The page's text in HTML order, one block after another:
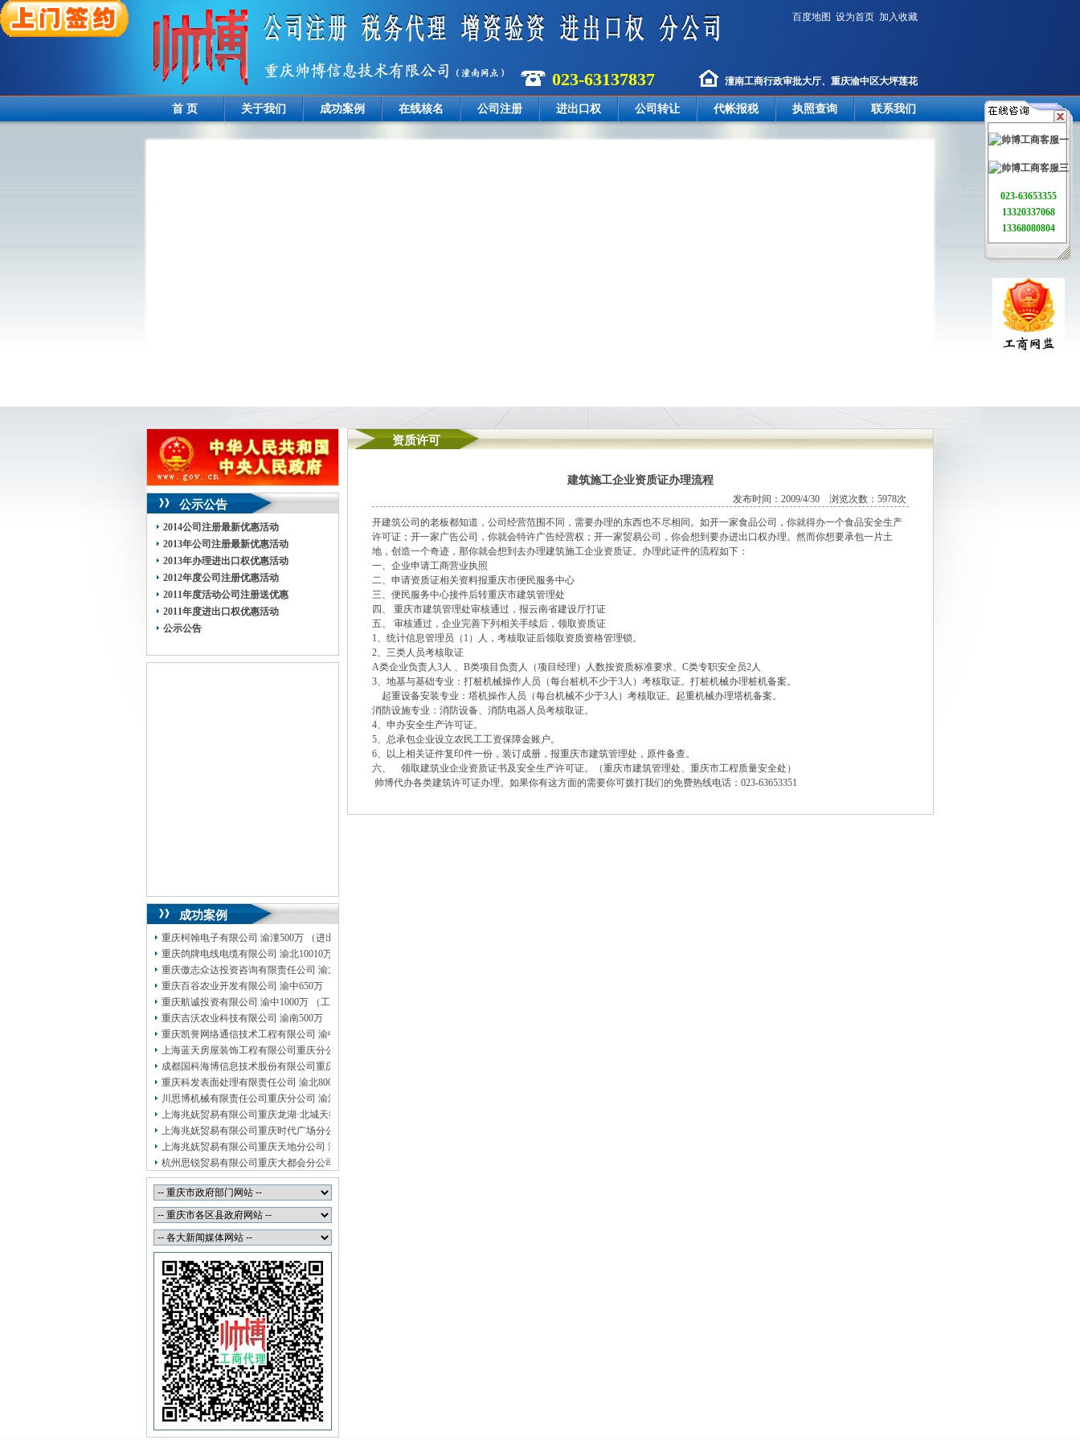
百度地图 设为首页 加入收藏
023-63137837
潼南工商行政审批大厅、重庆渝中区大坪莲花
国际
首 页 关于我们 成功案例 在线核名 公司注册 进出口权 公司转让 代帐报税 执照查询 联系我们
公示公告
2014公司注册最新优惠活动
2013年公司注册最新优惠活动
2013年办理进出口权优惠活动
2012年度公司注册优惠活动
2011年度活动公司注册送优惠
2011年度进出口权优惠活动
公示公告
成功案例
重庆柯翰电子有限公司 渝潼500万 （进出口权）
重庆鸽牌电线电缆有限公司 渝北10010万 (进出口权)
重庆傲志众达投资咨询有限责任公司 渝九1000万 （增资）
重庆百谷农业开发有限公司 渝中650万 （注册）
重庆航诚投资有限公司 渝中1000万 （工商注册）
重庆吉沃农业科技有限公司 渝南500万 （工商注册）
重庆凯誉网络通信技术工程有限公司 渝中300万 （工商变更）
上海蓝天房屋装饰工程有限公司重庆分公司 渝北 （工商注册）
成都国科海博信息技术股份有限公司重庆分公司 渝江 （工商注册）
重庆科发表面处理有限责任公司 渝北800万 （进出口权）
川思博机械有限责任公司重庆分公司 渝江 （工商注册）
上海兆妩贸易有限公司重庆龙湖·北城天街分公司 （工商注册）
上海兆妩贸易有限公司重庆时代广场分公司 渝中 （工商注册）
上海兆妩贸易有限公司重庆天地分公司 渝中 （工商注册）
杭州思锐贸易有限公司重庆大都会分公司 渝中 工商注册
杭州思锐贸易有限公司重庆分公司 渝中 （工商注册）
重庆福安药业集团凯斯特医药有限公司 渝新100万 （进出口权）
重庆斯帕索商贸有限公司 渝中500万 （进出口权）
重庆臣夫商贸有限公司 （执照专让）
重庆卿倾商贸有限责任公司 渝江100万 （工商注册）
资质许可
建筑施工企业资质证办理流程
发布时间：2009/4/30 浏览次数：5978次
开建筑公司的老板都知道，公司经营范围不同，需要办理的东西也不尽相同。如开一家食品公司，你就得办一个食品安全生产
许可证；开一家广告公司，你就会特许广告经营权；开一家贸易公司，你会想到要办进出口权办理。然而你想要承包一片土
地，创造一个奇迹，那你就会想到去办理建筑施工企业资质证。办理此证件的流程如下：
一、企业申请工商营业执照
二、申请资质证相关资料报重庆市便民服务中心
三、便民服务中心接件后转重庆市建筑管理处
四、 重庆市建筑管理处审核通过，报云南省建设厅打证
五、 审核通过，企业完善下列相关手续后，领取资质证
1、统计信息管理员（1）人，考核取证后领取资质资格管理锁。
2、三类人员考核取证
A类企业负责人3人 、B类项目负责人（项目经理）人数按资质标准要求、C类专职安全员2人
3、地基与基础专业：打桩机械操作人员（每台桩机不少于3人）考核取证。打桩机械办理桩机备案。
起重设备安装专业：塔机操作人员（每台机械不少于3人）考核取证。起重机械办理塔机备案。
消防设施专业：消防设备、消防电器人员考核取证。
4、申办安全生产许可证。
5、总承包企业设立农民工工资保障金账户。
6、以上相关证件复印件一份，装订成册，报重庆市建筑管理处，原件备查。
六、 领取建筑业企业资质证书及安全生产许可证。（重庆市建筑管理处、重庆市工程质量安全处）
帅博代办各类建筑许可证办理。如果你有这方面的需要你可拨打我们的免费热线电话：023-63653351
023-63653355
13320337068
13368080804